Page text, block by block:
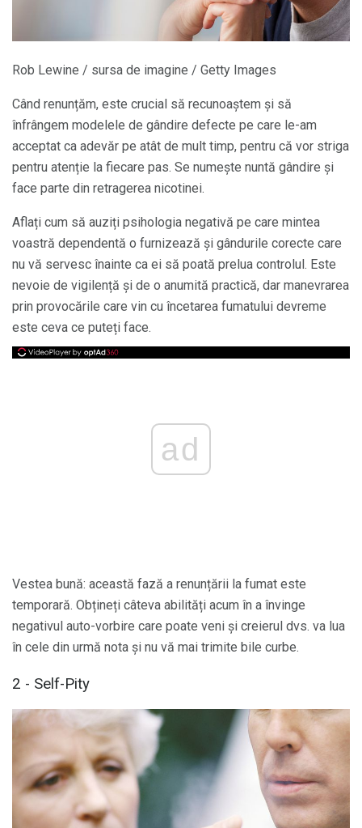
Rob Lewine / sursa de imagine / Getty Images
Când renunțăm, este crucial să recunoaștem și să
înfrângem modelele de gândire defecte pe care le-am
acceptat ca adevăr pe atât de mult timp, pentru că vor striga
pentru atenție la fiecare pas. Se numește nuntă gândire și
face parte din retragerea nicotinei.
Aflați cum să auziți psihologia negativă pe care mintea
voastră dependentă o furnizează și gândurile corecte care
nu vă servesc înainte ca ei să poată prelua controlul. Este
nevoie de vigilență și de o anumită practică, dar manevrarea
prin provocările care vin cu încetarea fumatului devreme
este ceva ce puteți face.
ad
Vestea bună: această fază a renunțării la fumat este
temporară. Obțineți câteva abilități acum în a învinge
negativul auto-vorbire care poate veni și creierul dvs. va lua
în cele din urmă nota și nu vă mai trimite bile curbe.
2 - Self-Pity